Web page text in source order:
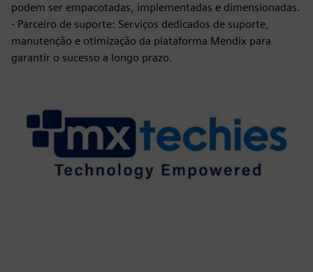
podem ser empacotadas, implementadas e dimensionadas.
- Parceiro de suporte: Serviços dedicados de suporte,
manutenção e otimização da plataforma Mendix para
garantir o sucesso a longo prazo.